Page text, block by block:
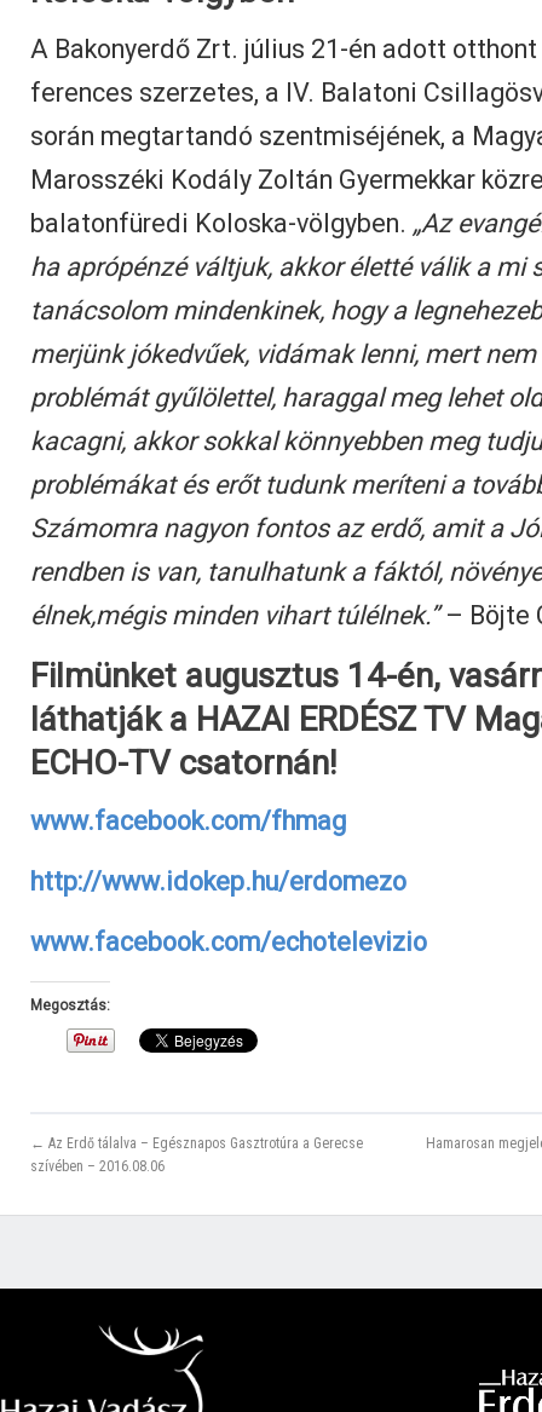
A Bakonyerdő Zrt. július 21-én adott
ferences szerzetes, a IV. Balatoni
során megtartandó szentmiséjének, a
Marosszéki Kodály Zoltán Gyermekkar
balatonfüredi Koloska-völgyben. „Az
ha aprópénzé váltjuk, akkor életté válik a mi
tanácsolom mindenkinek, hogy a
merjünk jókedvűek, vidámak lenni, mert
problémát gyűlölettel, haraggal meg lehet
kacagni, akkor sokkal könnyebben meg
problémákat és erőt tudunk meríteni a
Számomra nagyon fontos az erdő, amit a
rendben is van, tanulhatunk a fáktól,
élnek,mégis minden vihart túlélnek.”– Böjte
Filmünket augusztus 14-én,
láthatják a HAZAI ERDÉSZ TV
ECHO-TV csatornán!
www.facebook.com/fhmag
http://www.idokep.hu/erdomezo
www.facebook.com/echotelevizio
Megosztás:
← Az Erdő tálalva – Egésznapos Gasztrotúra a Gerecse
szívében – 2016.08.06
Hamarosan